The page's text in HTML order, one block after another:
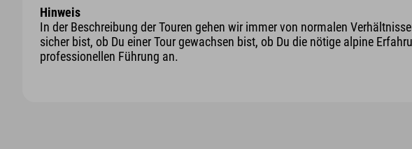
Hinweis
In der Beschreibung der Touren gehen wir immer von normalen
sicher bist, ob Du einer Tour gewachsen bist, ob Du die nötige alpine
professionellen Führung an.